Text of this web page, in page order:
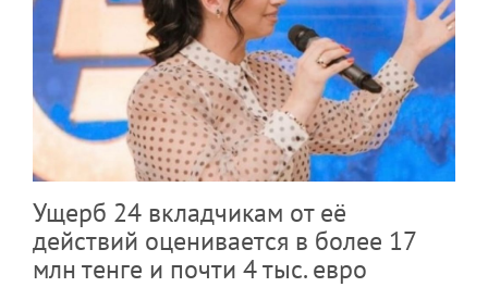
Ущерб 24 вкладчикам от её
действий оценивается в более 17
млн тенге и почти 4 тыс. евро